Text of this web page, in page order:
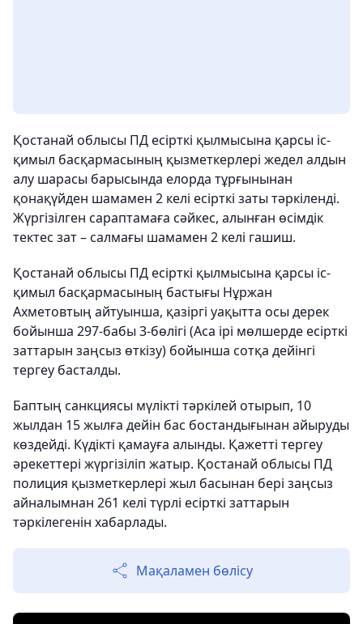
Қостанай облысы ПД есірткі қылмысына қарсы іс-
қимыл басқармасының қызметкерлері жедел алдын
алу шарасы барысында елорда тұрғынынан
қонақүйден шамамен 2 келі есірткі заты тәркіленді.
Жүргізілген сараптамаға сәйкес, алынған өсімдік
тектес зат – салмағы шамамен 2 келі гашиш.
Қостанай облысы ПД есірткі қылмысына қарсы іс-
қимыл басқармасының бастығы Нұржан
Ахметовтың айтуынша, қазіргі уақытта осы дерек
бойынша 297-бабы 3-бөлігі (Аса ірі мөлшерде есірткі
заттарын заңсыз өткізу) бойынша сотқа дейінгі
тергеу басталды.
Баптың санкциясы мүлікті тәркілей отырып, 10
жылдан 15 жылға дейін бас бостандығынан айыруды
көздейді. Күдікті қамауға алынды. Қажетті тергеу
әрекеттері жүргізіліп жатыр. Қостанай облысы ПД
полиция қызметкерлері жыл басынан бері заңсыз
айналымнан 261 келі түрлі есірткі заттарын
тәркілегенін хабарлады.
Мақаламен бөлісу